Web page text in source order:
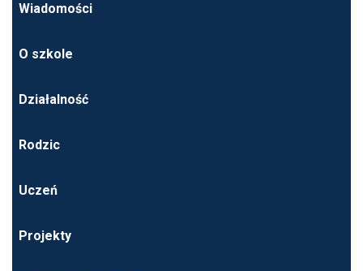
Wiadomości
O szkole
Działalność
Rodzic
Uczeń
Projekty